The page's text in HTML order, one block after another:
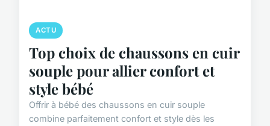
ACTU
Top choix de chaussons en cuir
souple pour allier confort et
style bébé
Offrir à bébé des chaussons en cuir souple
combine parfaitement confort et style dès les